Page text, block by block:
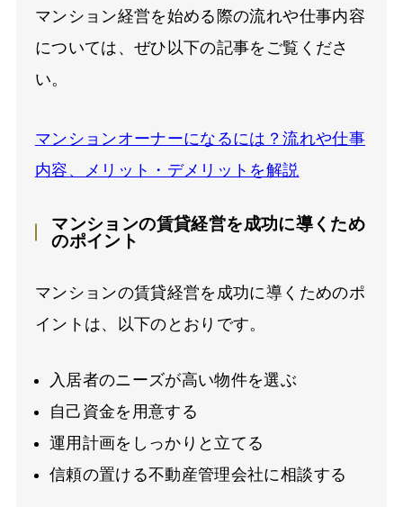
マンション経営を始める際の流れや仕事内容
については、ぜひ以下の記事をご覧くださ
い。
マンションオーナーになるには？流れや仕事
内容、メリット・デメリットを解説
マンションの賃貸経営を成功に導くため
のポイント
マンションの賃貸経営を成功に導くためのポ
イントは、以下のとおりです。
入居者のニーズが高い物件を選ぶ
自己資金を用意する
運用計画をしっかりと立てる
信頼の置ける不動産管理会社に相談する